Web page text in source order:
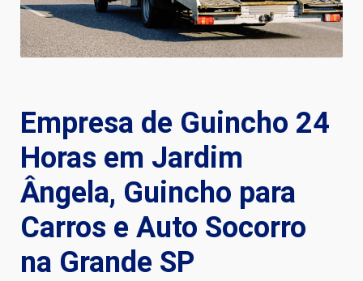
Empresa de Guincho 24
Horas em Jardim
Ângela, Guincho para
Carros e Auto Socorro
na Grande SP